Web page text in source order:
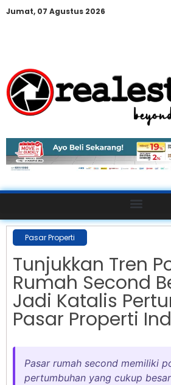
Jumat, 07 Agustus 2026
Pasar Properti
Tunjukkan Tren
Rumah Second
Jadi Katalis
Pasar Properti
Pasar rumah second memiliki
pertumbuhan yang cukup